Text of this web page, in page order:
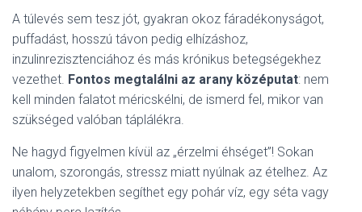
A túlevés sem tesz jót, gyakran okoz fáradékonyságot,
puffadást, hosszú távon pedig elhízáshoz,
inzulinrezisztenciához és más krónikus betegségekhez
vezethet. Fontos megtalálni az arany középutat: nem
kell minden falatot méricskélni, de ismerd fel, mikor van
szükséged valóban táplálékra.
Ne hagyd figyelmen kívül az „érzelmi éhséget”! Sokan
unalom, szorongás, stressz miatt nyúlnak az ételhez. Az
ilyen helyzetekben segíthet egy pohár víz, egy séta vagy